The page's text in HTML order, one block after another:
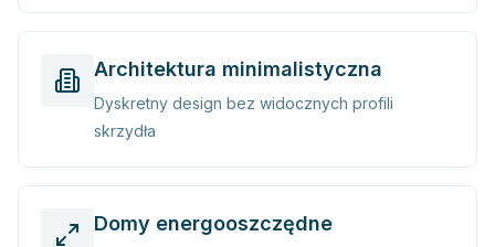
Architektura minimalistyczna
Dyskretny design bez widocznych profili
skrzydła
Domy energooszczędne